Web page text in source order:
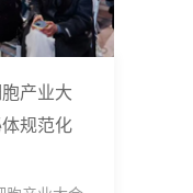
产业大
规范化